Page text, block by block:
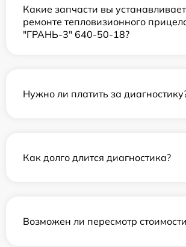
Какие запчасти вы
ремонте тепловизионного
"ГРАНЬ-3" 640-50-18?
Нужно ли платить за
Как долго длится диагностика?
Возможен ли пересмотр